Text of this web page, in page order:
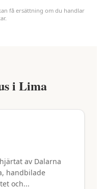
få ersättning om du handlar
i Lima
av Dalarna
handbilade
och...